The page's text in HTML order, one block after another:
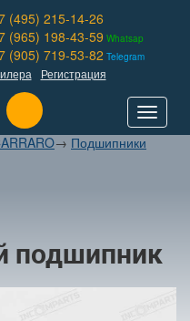
(495) 215-14-26
(965) 198-43-59 Whatsap
(905) 719-53-82 Telegram
Регистрация
Toggle
→ Подшипники
подшипник